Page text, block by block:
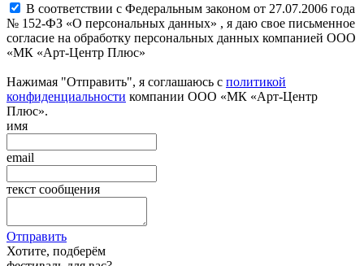
В соответствии с Федеральным законом от 27.07.2006 года
№ 152-ФЗ «О персональных данных» , я даю свое письменное
согласие на обработку персональных данных компанией ООО
«МК «Арт-Центр Плюс»
Нажимая "Отправить", я соглашаюсь с политикой
конфиденциальности компании ООО «МК «Арт-Центр
Плюс».
имя
email
текст сообщения
Отправить
Хотите, подберём